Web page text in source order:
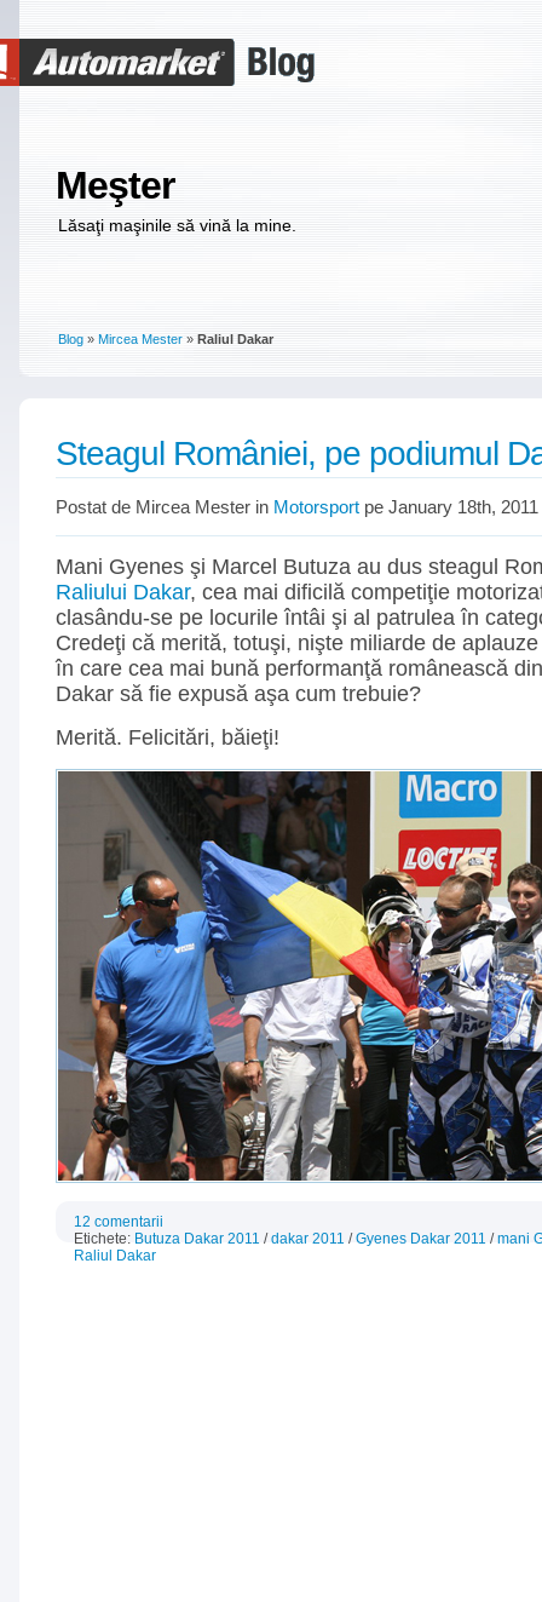
Meşter
Lăsaţi maşinile să vină la mine.
Blog » Mircea Mester » Raliul Dakar
Steagul României, pe podiumul
Postat de Mircea Mester in Motorsport pe January 18th, 2011
Mani Gyenes şi Marcel Butuza au dus steagul
Raliului Dakar, cea mai dificilă competiţie
clasându-se pe locurile întâi şi al patrulea în
Credeţi că merită, totuşi, nişte miliarde de
în care cea mai bună performanţă românească
Dakar să fie expusă aşa cum trebuie?
Merită. Felicitări, băieţi!
12 comentarii
Etichete: Butuza Dakar 2011 /dakar 2011 /Gyenes Dakar 2011 /mani
Raliul Dakar